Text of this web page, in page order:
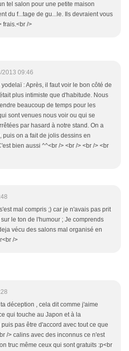
tel salon pour une petite maison
du f...tage de gu...le. Ils devraient vous
frais.<br />
2013 09:46
yodelaï : Après, il faut voir le bon côté de
plus intimiste que d'habitude. Nous
beaucoup de temps pour les
sont venues nous voir ou qui se
par hasard à notre stand. On a
puis on a fait de jolis dessins en
bien aussi ^^<br /> <br /> <br /> <br
mal compris ;) car je n'avais pas prit
le ton de l'humour ; Je comprends
vécu des salons mal organisé en
/>
déception , cela dit comme j'aime
qui touche au Japon et à la
pas être d'accord avec tout ce que
/> calins avec des inconnus ce n'est
truc même ceux qui sont gratuits :p<br